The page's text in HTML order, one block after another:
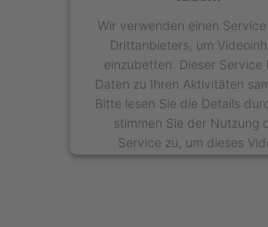
Wir verwenden einen Service
Drittanbieters, um
einzubetten. Dieser Service
Daten zu Ihren Aktivitäten
Bitte lesen Sie die Details
stimmen Sie der Nutzung
Service zu, um dieses
anzusehen.